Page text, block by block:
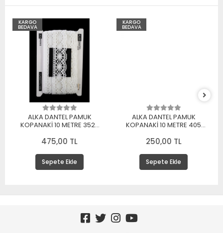
KARGO
BEDAVA
ALKA DANTEL PAMUK
KOPANAKİ 10 METRE 3520
475,00 TL
Sepete Ekle
KARGO
BEDAVA
ALKA DANTEL PAMUK
KOPANAKİ 10 METRE 405
250,00 TL
Sepete Ekle